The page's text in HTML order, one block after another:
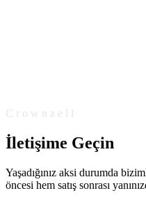
C r o w n z e l l
İletişime Geçin
Yaşadığınız aksi durumda
öncesi hem satış sonrası